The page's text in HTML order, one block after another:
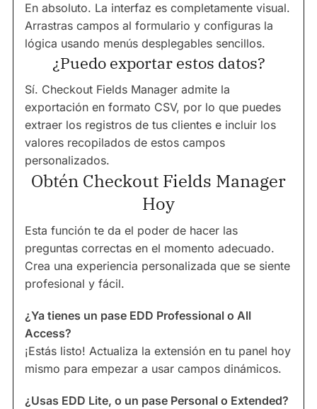
En absoluto. La interfaz es completamente visual.
Arrastras campos al formulario y configuras la
lógica usando menús desplegables sencillos.
¿Puedo exportar estos datos?
Sí. Checkout Fields Manager admite la
exportación en formato CSV, por lo que puedes
extraer los registros de tus clientes e incluir los
valores recopilados de estos campos
personalizados.
Obtén Checkout Fields Manager
Hoy
Esta función te da el poder de hacer las
preguntas correctas en el momento adecuado.
Crea una experiencia personalizada que se siente
profesional y fácil.
¿Ya tienes un pase EDD Professional o All
Access?
¡Estás listo! Actualiza la extensión en tu panel hoy
mismo para empezar a usar campos dinámicos.
¿Usas EDD Lite, o un pase Personal o Extended?